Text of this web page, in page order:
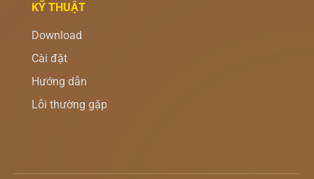
KỸ THUẬT
Download
Cài đặt
Hướng dẫn
Lỗi thường gặp